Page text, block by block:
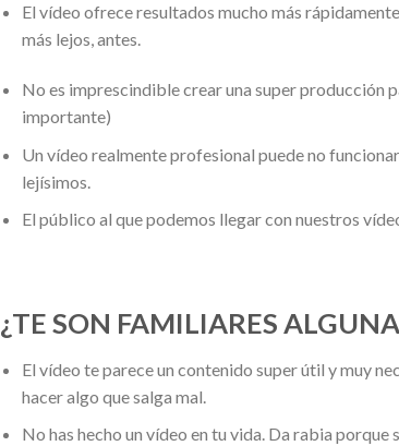
El vídeo ofrece resultados mucho más
más lejos, antes.
No es imprescindible crear una super producción
importante)
Un vídeo realmente profesional puede no
lejísimos.
El público al que podemos llegar con nuestros
¿TE SON FAMILIARES
El vídeo te parece un contenido super útil y muy
hacer algo que salga mal.
No has hecho un vídeo en tu vida. Da rabia